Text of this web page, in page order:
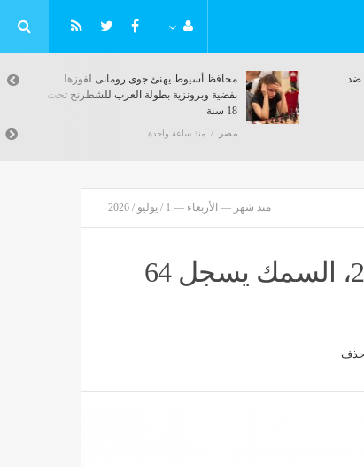
الودية الرابعة، تشكيل ليفربول المتوقع ضد
موناكو استعدادا للموسم الجديد
مصر منذ ساعة واحدة
منذ شهر — الأربعاء — 1 / يوليو / 2026
أسعار السمك اليوم الأربعاء 1 يوليو 2026، السمك يسجل 64
حذف